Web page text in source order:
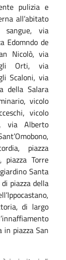
pulizia e
all’abitato
sangue, via
Edomndo de
Nicolò, via
Orti, via
Scaloni, via
della Salara
vicolo
vicolo
via Alberto
piazza
piazza Torre
giardino Santa
piazza della
di largo
in piazza San